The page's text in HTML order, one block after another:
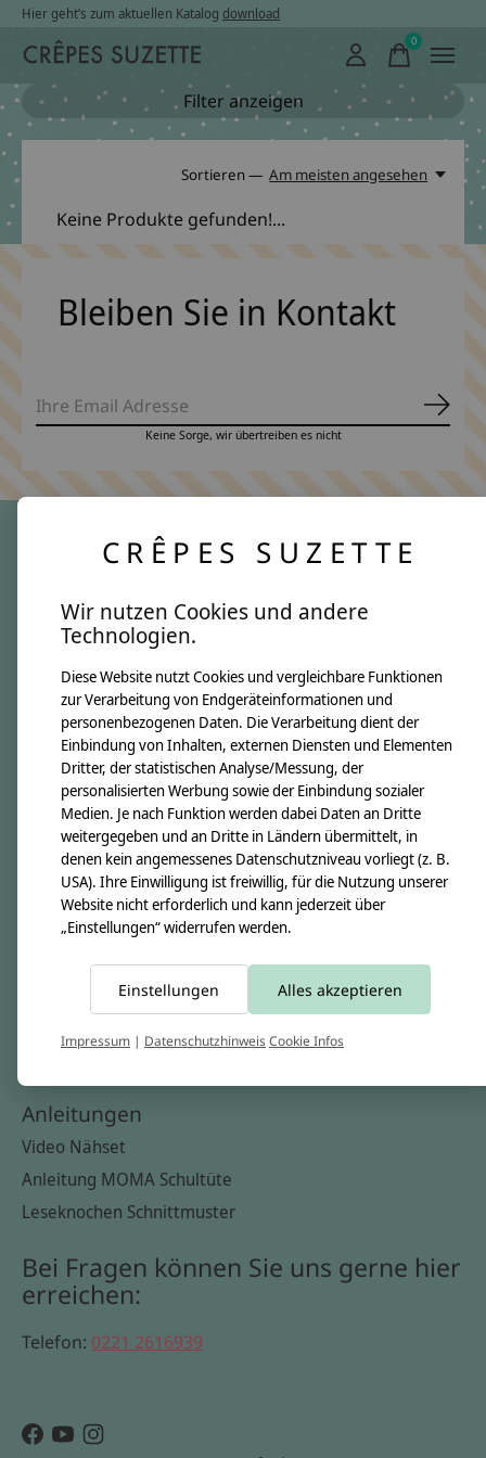
Hier geht’s zum aktuellen Katalog download
0items
Filter anzeigen
Sortieren — Am meisten angesehen
Keine Produkte gefunden!...
Bleiben Sie in Kontakt
Keine Sorge, wir übertreiben es nicht
Über uns
Unsere Creppies
Nähkästchen
Unsere Stoffe
Impressum
Informationen
Kontakt
Versandkosten & Rücksendungen
Zahlungsarten
Widerrufsbelehrung
Anleitungen
Video Nähset
Anleitung MOMA Schultüte
Leseknochen Schnittmuster
Bei Fragen können Sie uns gerne hier
erreichen:
Telefon: 0221 2616939
CRÊPES SUZETTE
Wir nutzen Cookies und andere
Technologien.
Diese Website nutzt Cookies und vergleichbare Funktionen
zur Verarbeitung von Endgeräteinformationen und
personenbezogenen Daten. Die Verarbeitung dient der
Einbindung von Inhalten, externen Diensten und Elementen
Dritter, der statistischen Analyse/Messung, der
personalisierten Werbung sowie der Einbindung sozialer
Medien. Je nach Funktion werden dabei Daten an Dritte
weitergegeben und an Dritte in Ländern übermittelt, in
denen kein angemessenes Datenschutzniveau vorliegt (z. B.
USA). Ihre Einwilligung ist freiwillig, für die Nutzung unserer
Website nicht erforderlich und kann jederzeit über
„Einstellungen“ widerrufen werden.
Einstellungen Alles akzeptieren
Impressum | DatenschutzhinweisCookie Infos